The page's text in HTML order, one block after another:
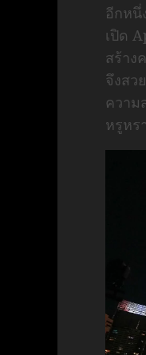
อีกหนึ่
เปิด
สร้าง
จึงสว
ความ
หรูหร